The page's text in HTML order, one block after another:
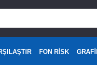
FON RİSK